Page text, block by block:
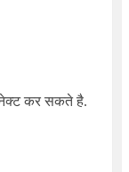
कर सकते है.